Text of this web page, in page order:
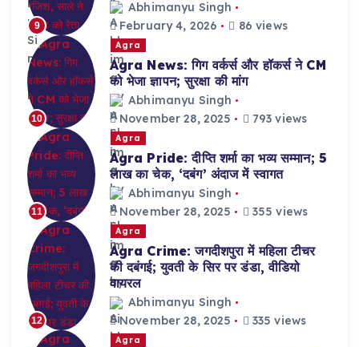
9
Abhimanyu Singh
February 4, 2026
86 views
10
Agra
Agra News: गिग वर्कर्स और हॉकर्स ने CM
को भेजा ज्ञापन; सुरक्षा की मांग
Abhimanyu Singh
November 28, 2025
793 views
11
Agra
Agra Pride: दीप्ति शर्मा का भव्य सम्मान; 5
लाख का चेक, ‘दबंग’ अंदाज में स्वागत
Abhimanyu Singh
November 28, 2025
355 views
12
Agra
Agra Crime: जगदीशपुरा में महिला टीचर
की दबंगई; युवती के सिर पर डंडा, वीडियो
वायरल
Abhimanyu Singh
November 28, 2025
335 views
Agra